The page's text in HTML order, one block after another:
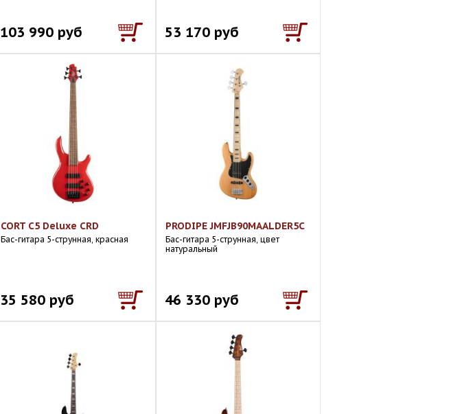
103 990 руб 53 170 руб
CORT C5 Deluxe CRD
Бас-гитара 5-струнная, красная
35 580 руб
PRODIPE JMFJB90MAALDER5C
Бас-гитара 5-струнная, цвет
натуральный
46 330 руб